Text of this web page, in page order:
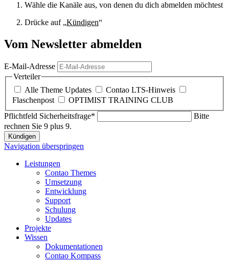
Wähle die Kanäle aus, von denen du dich abmelden möchtest
Drücke auf „Kündigen“
Vom Newsletter abmelden
E-Mail-Adresse
Verteiler
Alle Theme Updates
Contao LTS-Hinweis
Flaschenpost
OPTIMIST TRAINING CLUB
Pflichtfeld Sicherheitsfrage*
Bitte
rechnen Sie 9 plus 9.
Kündigen
Navigation überspringen
Leistungen
Contao Themes
Umsetzung
Entwicklung
Support
Schulung
Updates
Projekte
Wissen
Dokumentationen
Contao Kompass